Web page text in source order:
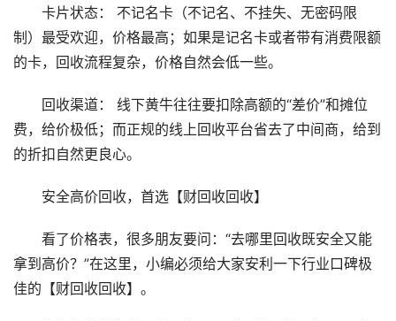
卡片状态： 不记名卡（不记名、不挂失、无密码限
制）最受欢迎，价格最高；如果是记名卡或者带有消费限额
的卡，回收流程复杂，价格自然会低一些。
回收渠道： 线下黄牛往往要扣除高额的“差价”和摊位
费，给价极低；而正规的线上回收平台省去了中间商，给到
的折扣自然更良心。
安全高价回收，首选【财回收回收】
看了价格表，很多朋友要问：“去哪里回收既安全又能
拿到高价？”在这里，小编必须给大家安利一下行业口碑极
佳的【财回收回收】。